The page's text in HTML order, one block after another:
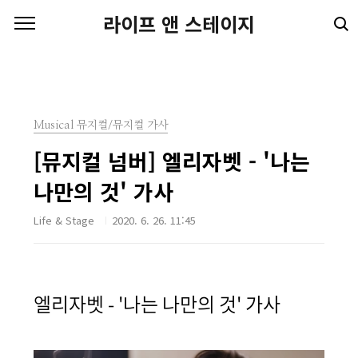
라이프 앤 스테이지
Musical 뮤지컬/뮤지컬 가사
[뮤지컬 넘버] 엘리자벳 - '나는
나만의 것' 가사
Life & Stage 2020. 6. 26. 11:45
엘리자벳 - '나는 나만의 것' 가사